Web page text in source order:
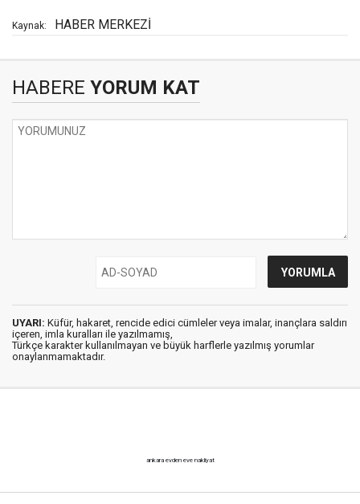
Kaynak: HABER MERKEZİ
HABERE YORUM KAT
UYARI: Küfür, hakaret, rencide edici cümleler veya imalar, inançlara saldırı
içeren, imla kuralları ile yazılmamış,
Türkçe karakter kullanılmayan ve büyük harflerle yazılmış yorumlar
onaylanmamaktadır.
ankara evden eve nakliyat